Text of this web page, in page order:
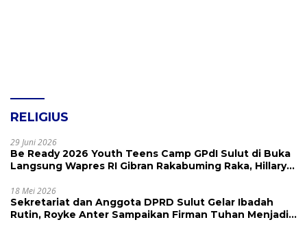
RELIGIUS
29 Juni 2026
Be Ready 2026 Youth Teens Camp GPdI Sulut di Buka
Langsung Wapres RI Gibran Rakabuming Raka, Hillary
18 Mei 2026
Sekretariat dan Anggota DPRD Sulut Gelar Ibadah
Rutin, Royke Anter Sampaikan Firman Tuhan Menjadi